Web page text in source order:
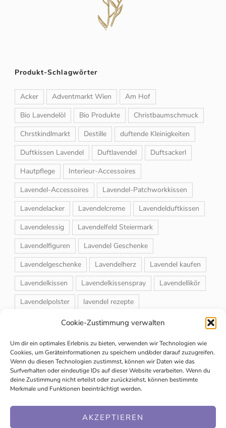
Cookie-Zustimmung verwalten
Um dir ein optimales Erlebnis zu bieten, verwenden wir Technologien wie
Cookies, um Geräteinformationen zu speichern und/oder darauf zuzugreifen.
Wenn du diesen Technologien zustimmst, können wir Daten wie das
Surfverhalten oder eindeutige IDs auf dieser Website verarbeiten. Wenn du
deine Zustimmung nicht erteilst oder zurückziehst, können bestimmte
Merkmale und Funktionen beeinträchtigt werden.
AKZEPTIEREN
Produkt-Schlagwörter
Acker Adventmarkt Wien
Am Hof
Bio Lavendelöl
Bio Produkte
Christbaumschmuck
Chrstkindlmarkt
Destille
duftende Kleinigkeiten
Duftkissen Lavendel
Duftlavendel
Duftsackerl
Hautpflege
Interieur-Accessoires
Lavendel-Accessoires
Lavendel-Patchworkkissen
Lavendelacker
Lavendelcreme
Lavendelduftkissen
Lavendelessig
Lavendelfeld Steiermark
Lavendelfiguren
Lavendel Geschenke
Lavendelgeschenke
Lavendelherz
Lavendel kaufen
Lavendelkissen
Lavendelkissenspray
Lavendellikör
Lavendelpolster
lavendel rezepte
Lavendelrosmarin Creme
Lavendelsackerl
Lavendelsirup
Lavendelstrauß
Lavendeltee
Lavendeltiere
lavendel und rosen
Magnet-Duftsackerl
Naturheilmittel
Naturkosmetik
Speiselavendel